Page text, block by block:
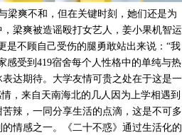
梁爽不和，但在关键时刻，她们还是为
梁爽被造谣殴打女艺人，姜小果机智运
是不顾自己受伤的腿勇敢站出来说：“我
感受到419宿舍每个人性格中的单纯与热
达期待。大学友情可贵之处在于这是一
，来自天南海北的几人因为上学相遇到
辣，一同分享生活的点滴，这是不可多
情感之一。《二十不惑》通过生活化的